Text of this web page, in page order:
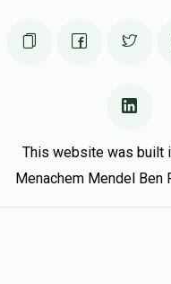
This website was built
Menachem Mendel Ben